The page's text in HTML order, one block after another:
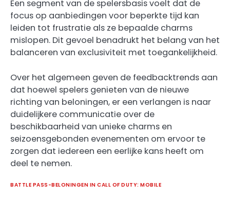
Een segment van de spelersbasis voelt dat de
focus op aanbiedingen voor beperkte tijd kan
leiden tot frustratie als ze bepaalde charms
mislopen. Dit gevoel benadrukt het belang van het
balanceren van exclusiviteit met toegankelijkheid.
Over het algemeen geven de feedbacktrends aan
dat hoewel spelers genieten van de nieuwe
richting van beloningen, er een verlangen is naar
duidelijkere communicatie over de
beschikbaarheid van unieke charms en
seizoensgebonden evenementen om ervoor te
zorgen dat iedereen een eerlijke kans heeft om
deel te nemen.
BATTLE PASS-BELONINGEN IN CALL OF DUTY: MOBILE